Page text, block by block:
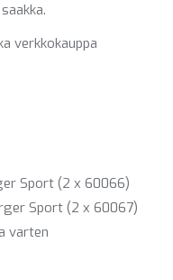
verkkokauppa
Sport (2 x 60066)
Sport (2 x 60067)
varten